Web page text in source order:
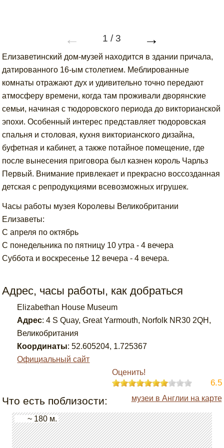
← 1 /3 →
Елизаветинский дом-музей находится в здании причала,
датированного 16-ым столетием. Меблированные
комнаты отражают дух и удивительно точно передают
атмосферу времени, когда там проживали дворянские
семьи, начиная с тюдоровского периода до викторианской
эпохи. Особенный интерес представляет тюдоровская
спальня и столовая, кухня викторианского дизайна,
буфетная и кабинет, а также потайное помещение, где
после вынесения приговора был казнен король Чарльз
Первый. Внимание привлекает и прекрасно воссозданная
детская с репродукциями всевозможных игрушек.
Часы работы музея Королевы Великобритании
Елизаветы:
С апреля по октябрь
С понедельника по пятницу 10 утра - 4 вечера
Суббота и воскресенье 12 вечера - 4 вечера.
Адрес, часы работы, как добраться
Elizabethan House Museum
Адрес:4 S Quay, Great Yarmouth, Norfolk NR30 2QH,
Великобритания
Координаты: 52.605204, 1.725367
Официальный сайт
Оценить!
6.5
Что есть поблизости: музеи в Англии на карте
~ 180 м.